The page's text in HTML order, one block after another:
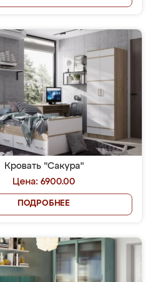
Кровать "Сакура"
Цена: 6900.00
ПОДРОБНЕЕ